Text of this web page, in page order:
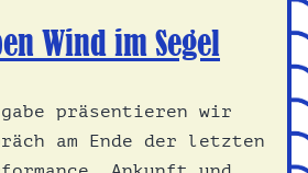
Wind im Segel
präsentieren wir
am Ende der letzten